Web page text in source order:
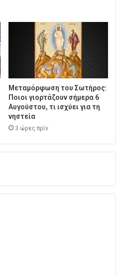
Μεταμόρφωση του Σωτήρος:
Ποιοι γιορτάζουν σήμερα 6
Αυγούστου, τι ισχύει για τη
νηστεία
3 ώρες πρίν